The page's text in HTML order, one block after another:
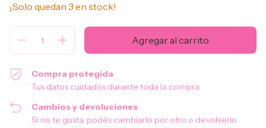
¡Solo quedan 3 en stock!
Compra protegida
Tus datos cuidados durante toda la compra.
Cambios y devoluciones
Si no te gusta, podés cambiarlo por otro o devolverlo.